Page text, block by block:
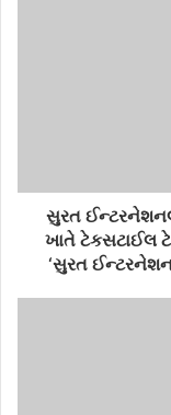
સુરત
ખાતે ટેકસટાઈલ
‘સુરત